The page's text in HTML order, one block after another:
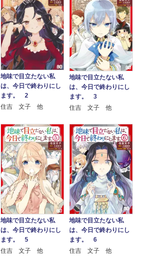
地味で目立たない私
は、今日で終わりにし
ます。 2
住吉 文子 他
地味で目立たない私
は、今日で終わりにし
ます。 3
住吉 文子 他
地味で目立たない私
は、今日で終わりにし
ます。 5
住吉 文子 他
地味で目立たない私
は、今日で終わりにし
ます。 6
住吉 文子 他